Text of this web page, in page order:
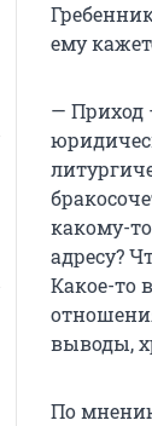
ему
— Приход
какому-
адресу?
Какое-то
выводы,
По